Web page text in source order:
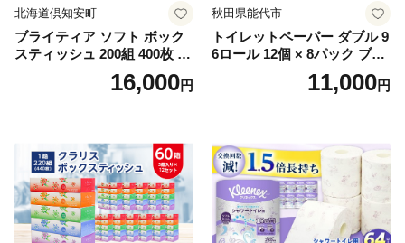
北海道倶知安町
ブライティア ソフト ボック
スティッシュ 200組 400枚 60
箱 日本製 まとめ買い ティッ
シュ リサイクル 長持 防災 常
倶知安町 日用品
16,000円
秋田県能代市
トイレットペーパー ダブル 9
6ロール 12個 × 8パック ブラ
ンカ 再生紙 100％ 芯あり 日
用品 消耗品 無香料 生活用品
11,000円